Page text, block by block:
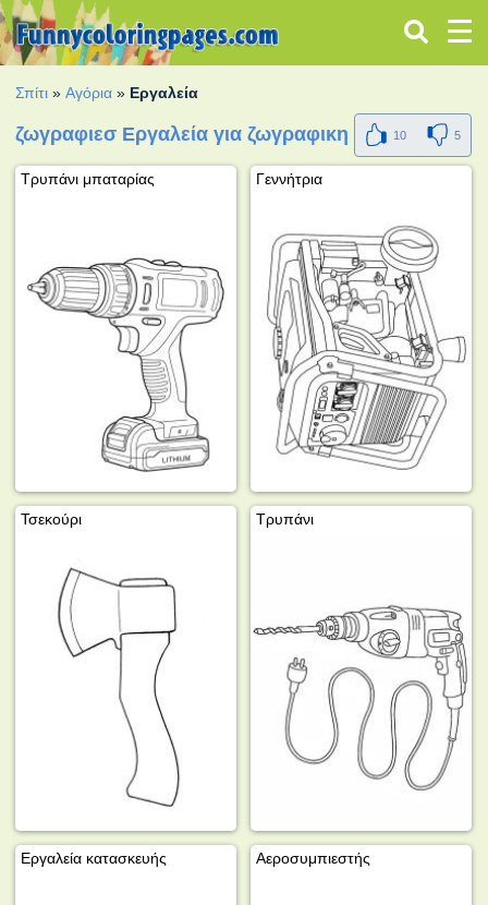
Σπίτι »Αγόρια » Εργαλεία
ζωγραφιεσ Εργαλεία για ζωγραφικη 10 5
Τρυπάνι μπαταρίας Γεννήτρια
Τσεκούρι Τρυπάνι
Εργαλεία κατασκευής Αεροσυμπιεστής